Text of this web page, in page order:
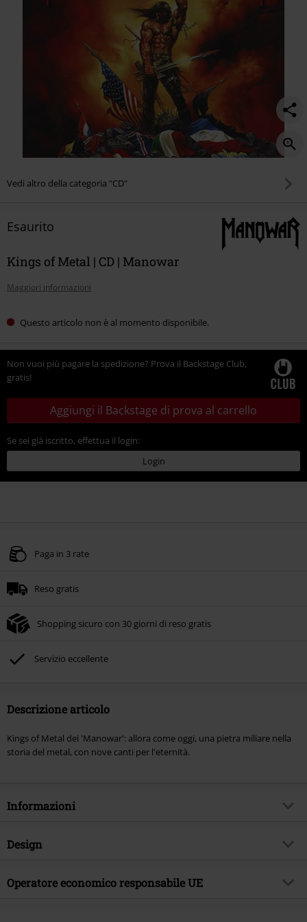
Vedi altro della categoria "CD"
Esaurito
Kings of Metal | CD | Manowar
Maggiori informazioni
Questo articolo non è al momento disponibile.
Non vuoi più pagare la spedizione? Prova il Backstage Club,
gratis!
Aggiungi il Backstage di prova al carrello
Se sei già iscritto, effettua il login:
Login
Paga in 3 rate
Reso gratis
Shopping sicuro con 30 giorni di reso gratis
Servizio eccellente
Descrizione articolo
Kings of Metal dei 'Manowar': allora come oggi, una pietra miliare nella
storia del metal, con nove canti per l'eternità.
Informazioni
Codice articolo
Genere Musicale
Heavy Metal
Design
Tipologia prodotto
CD
Operatore economico responsabile UE